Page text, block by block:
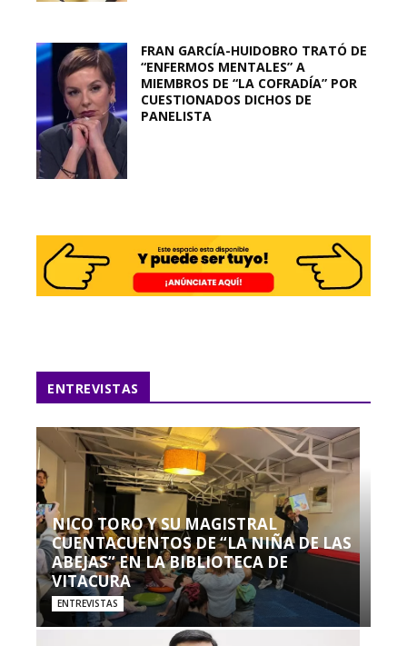
FRAN GARCÍA-HUIDOBRO TRATÓ DE
“ENFERMOS MENTALES” A
MIEMBROS DE “LA COFRADÍA” POR
CUESTIONADOS DICHOS DE
PANELISTA
ENTREVISTAS
NICO TORO Y SU MAGISTRAL
CUENTACUENTOS DE “LA NIÑA DE LAS
ABEJAS” EN LA BIBLIOTECA DE
VITACURA
ENTREVISTAS